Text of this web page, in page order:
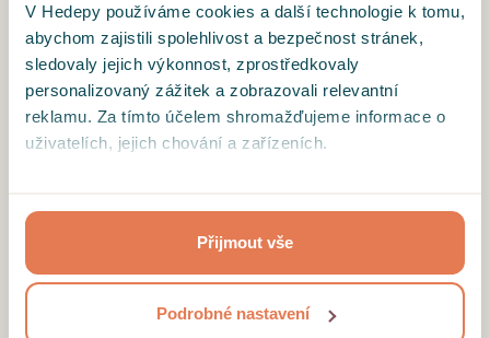
V Hedepy používáme cookies a další technologie k tomu,
abychom zajistili spolehlivost a bezpečnost stránek,
sledovaly jejich výkonnost, zprostředkovaly
personalizovaný zážitek a zobrazovali relevantní
reklamu. Za tímto účelem shromažďujeme informace o
uživatelích, jejich chování a zařízeních.
souhlasíte s tím, že tyto informace budeme sdílet se
třetími stranami, např. s partnery zajišťujícími analytiku
našich stránek nebo provozovateli reklamních systémů.
Projděte si podrobný přehled cookies a
Přijmout vše
Podrobné nastavení
Myslela jsem, že můj problém není tak vážný,
ale když jich je moc a navic se člověk zasekne v
jednom úhlu pohledu a je vyčerpaný je těžké si
pomoci sám. Doporučuji ...cítila jsem pri
rozhovoru dobře.